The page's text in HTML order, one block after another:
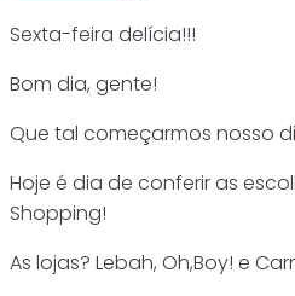
Sexta-feira delícia!!!
Bom dia, gente!
Que tal começarmos nosso
Hoje é dia de conferir as
Shopping!
As lojas? Lebah, Oh,Boy! e